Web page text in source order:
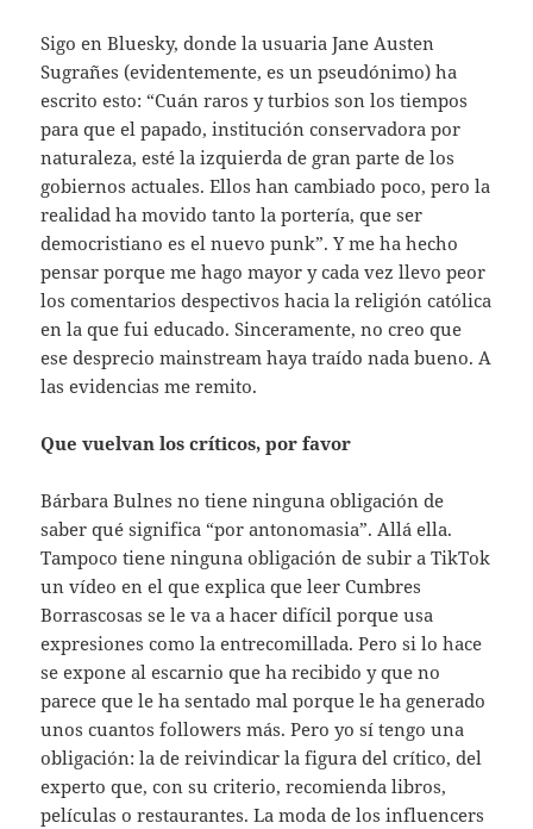
Sigo en Bluesky, donde la usuaria Jane Austen
Sugrañes (evidentemente, es un pseudónimo) ha
escrito esto: “Cuán raros y turbios son los tiempos
para que el papado, institución conservadora por
naturaleza, esté la izquierda de gran parte de los
gobiernos actuales. Ellos han cambiado poco, pero la
realidad ha movido tanto la portería, que ser
democristiano es el nuevo punk”. Y me ha hecho
pensar porque me hago mayor y cada vez llevo peor
los comentarios despectivos hacia la religión católica
en la que fui educado. Sinceramente, no creo que
ese desprecio mainstream haya traído nada bueno. A
las evidencias me remito.
Que vuelvan los críticos, por favor
Bárbara Bulnes no tiene ninguna obligación de
saber qué significa “por antonomasia”. Allá ella.
Tampoco tiene ninguna obligación de subir a TikTok
un vídeo en el que explica que leer Cumbres
Borrascosas se le va a hacer difícil porque usa
expresiones como la entrecomillada. Pero si lo hace
se expone al escarnio que ha recibido y que no
parece que le ha sentado mal porque le ha generado
unos cuantos followers más. Pero yo sí tengo una
obligación: la de reivindicar la figura del crítico, del
experto que, con su criterio, recomienda libros,
películas o restaurantes. La moda de los influencers